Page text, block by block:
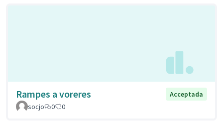
Rampes a voreres
Acceptada
socjo
0 0